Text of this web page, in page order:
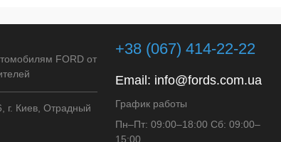
FORD от
г. Киев, Отрадный
+38 (067) 414-22-22
Email: info@fords.com.ua
График работы
Пн–Пт: 09:00–18:00 Сб: 09:00–
15:00